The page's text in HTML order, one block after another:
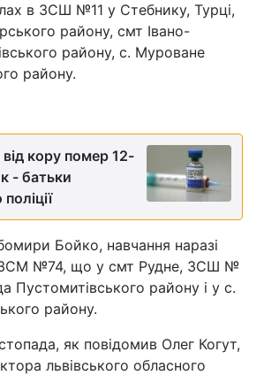
в ЗСШ №11 у Стебнику, Турці,
району, смт Івано-
району, с. Муроване
району.
від кору помер 12-
- батьки
Бойко, навчання наразі
ЗСМ №74, що у смт Рудне, ЗСШ №
Пустомитівського району і у с.
району.
як повідомив Олег Когут,
львівського обласного